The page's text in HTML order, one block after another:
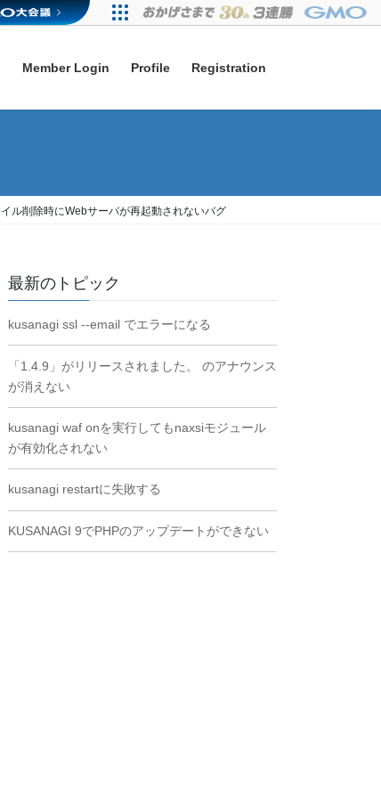
Member Login Profile Registration
ル削除時にWebサーバが再起動されないバグ
最新のトピック
kusanagi ssl --email でエラーになる
「1.4.9」がリリースされました。 のアナウンス
が消えない
kusanagi waf onを実行してもnaxsiモジュール
が有効化されない
kusanagi restartに失敗する
KUSANAGI 9でPHPのアップデートができない